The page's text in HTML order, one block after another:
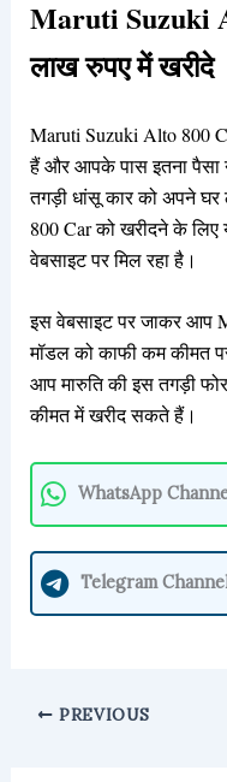
Maruti Suzuki
लाख रुपए में खरीदे
Maruti Suzuki Alto 800
हैं और आपके पास इतना पैसा
तगड़ी धांसू कार को अपने
800 Car को खरीदने के
वेबसाइट पर मिल रहा है।
इस वेबसाइट पर जाकर आप
मॉडल को काफी कम कीमत
आप मारुति की इस तगड़ी
कीमत में खरीद सकते हैं।
WhatsApp
Telegram
PREVIOUS